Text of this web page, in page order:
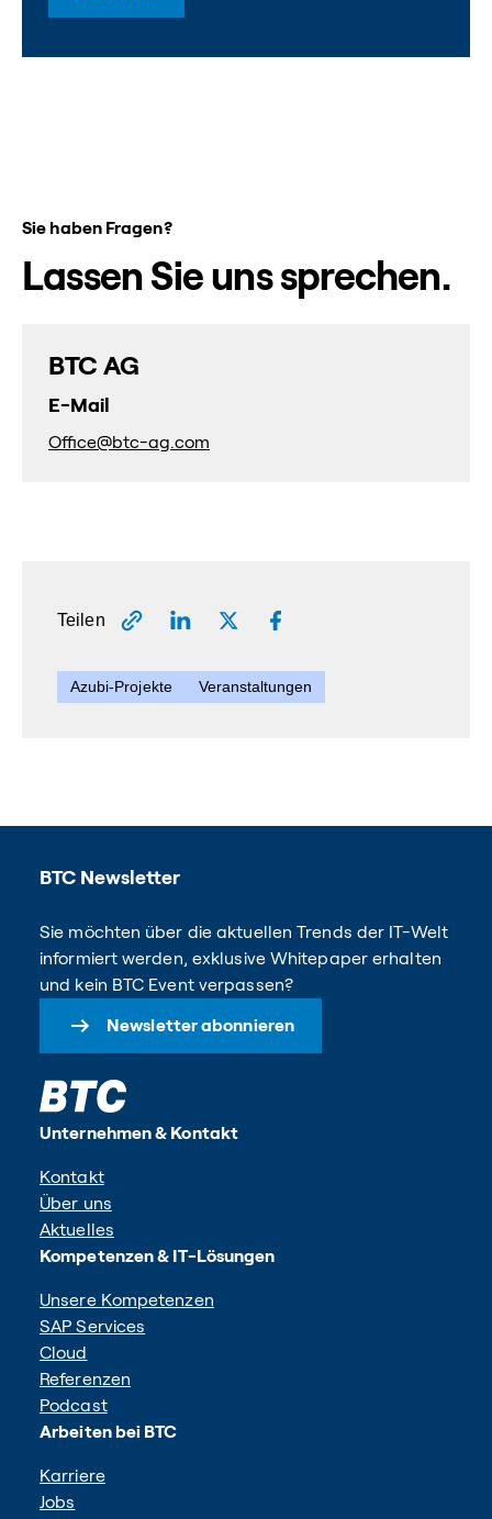
Sie haben Fragen?
Lassen Sie uns sprechen.
BTC AG
E-Mail
Office@btc-ag.com
Teilen
Azubi-Projekte Veranstaltungen
BTC Newsletter
Sie möchten über die aktuellen Trends der IT-Welt
informiert werden, exklusive Whitepaper erhalten
und kein BTC Event verpassen?
Newsletter abonnieren
Unternehmen & Kontakt
Kontakt
Über uns
Aktuelles
Kompetenzen & IT-Lösungen
Unsere Kompetenzen
SAP Services
Cloud
Referenzen
Podcast
Arbeiten bei BTC
Karriere
Jobs